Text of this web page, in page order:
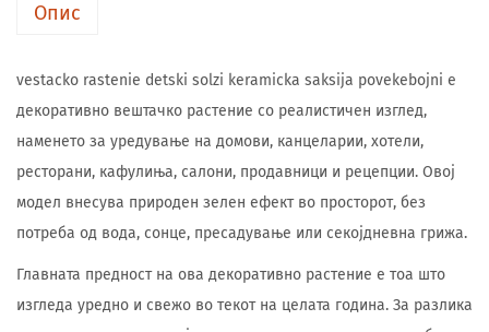
Опис
vestacko rastenie detski solzi keramicka saksija povekebojni е
декоративно вештачко растение со реалистичен изглед,
наменето за уредување на домови, канцеларии, хотели,
ресторани, кафулиња, салони, продавници и рецепции. Овој
модел внесува природен зелен ефект во просторот, без
потреба од вода, сонце, пресадување или секојдневна грижа.
Главната предност на ова декоративно растение е тоа што
изгледа уредно и свежо во текот на целата година. За разлика